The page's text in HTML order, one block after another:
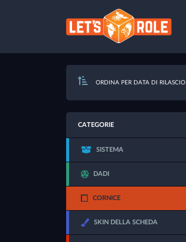
ORDINA PER DATA DI RILASCIO
CATEGORIE
SISTEMA
DADI
CORNICE
SKIN DELLA SCHEDA